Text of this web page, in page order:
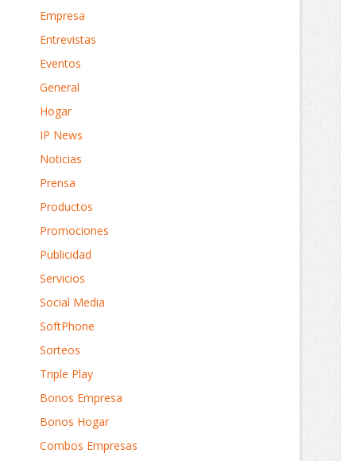
Empresa
Entrevistas
Eventos
General
Hogar
IP News
Noticias
Prensa
Productos
Promociones
Publicidad
Servicios
Social Media
SoftPhone
Sorteos
Triple Play
Bonos Empresa
Bonos Hogar
Combos Empresas